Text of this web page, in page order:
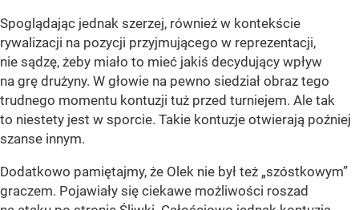
Spoglądając jednak szerzej, również w kontekście
rywalizacji na pozycji przyjmującego w reprezentacji,
nie sądzę, żeby miało to mieć jakiś decydujący wpływ
na grę drużyny. W głowie na pewno siedział obraz tego
trudnego momentu kontuzji tuż przed turniejem. Ale tak
to niestety jest w sporcie. Takie kontuzje otwierają poźniej
szanse innym.
Dodatkowo pamiętajmy, że Olek nie był też „szóstkowym”
graczem. Pojawiały się ciekawe możliwości roszad